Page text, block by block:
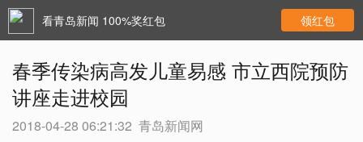
看青岛新闻 100%奖红包 领红包
春季传染病高发儿童易感 市立西院预防
讲座走进校园
2018-04-28 06:21:32 青岛新闻网